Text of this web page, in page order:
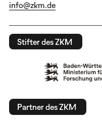
info@zkm.de
Stifter des ZKM
Partner des ZKM